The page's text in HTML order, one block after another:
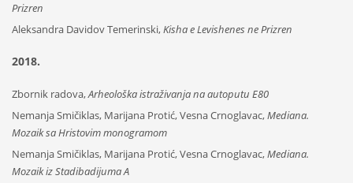
Prizren
Aleksandra Davidov Temerinski,Kisha e Levishenes ne Prizren
2018.
Zbornik radova,Arheološka istraživanja na autoputu E80
Nemanja Smičiklas, Marijana Protić, Vesna Crnoglavac,Mediana.
Mozaik sa Hristovim monogramom
Nemanja Smičiklas, Marijana Protić, Vesna Crnoglavac,Mediana.
Mozaik iz Stadibadijuma A